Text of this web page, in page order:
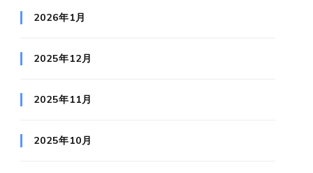
2026年1月
2025年12月
2025年11月
2025年10月